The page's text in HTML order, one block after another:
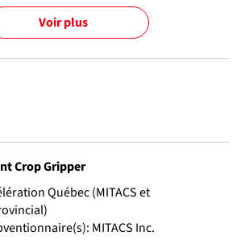
Voir plus
Crop Gripper
Québec (MITACS et
MITACS Inc.